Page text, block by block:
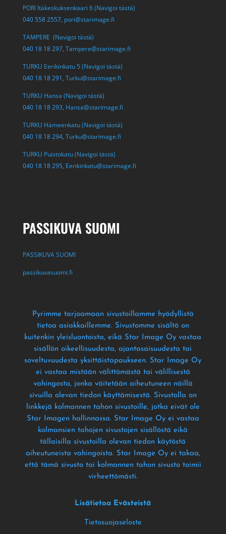
PORI Itäkeskuksenkaari 6 (Navigoi tästä)
040 558 2557, pori@starimage.fi
TAMPERE (Navigoi tästä)
040 18 18 297, Tampere@starimage.fi
TURKU Eerikinkatu 5 (Navigoi tästä)
040 18 18 291, Turku@starimage.fi
TURKU Hansa (Navigoi tästä)
040 18 18 293, Hansa@starimage.fi
TURKU Hämeenkatu (Navigoi tästä)
040 18 18 294, Turku@starimage.fi
TURKU Puistokatu (Navigoi tästä)
040 18 18 295, Eerikinkatu@starimage.fi
PASSIKUVA SUOMI
PASSIKUVA SUOMI
passikuvasuomi.fi
Pyrimme tarjoamaan sivustoillamme hyödyllistä
tietoa asiakkaillemme. Sivustomme sisältö on
kuitenkin yleisluontoista, eikä Star Image Oy vastaa
sisällön oikeellisuudesta, ajantasaisuudesta tai
soveltuvuudesta yksittäistapaukseen. Star Image Oy
ei vastaa mistään välittömästä tai välillisestä
vahingosta, jonka väitetään aiheutuneen näillä
sivuilla olevan tiedon käyttämisestä. Sivustolla on
linkkejä kolmannen tahon sivustoille, jotka eivät ole
Star Imagen hallinnassa. Star Image Oy ei vastaa
kolmansien tahojen sivustojen sisällöstä eikä
tällaisilla sivustoilla olevan tiedon käytöstä
aiheutuneista vahingoista. Star Image Oy ei takaa,
että tämä sivusto tai kolmannen tahon sivusto toimii
virheettömästi.
Lisätietoa Evästeistä
Tietosuojaseloste